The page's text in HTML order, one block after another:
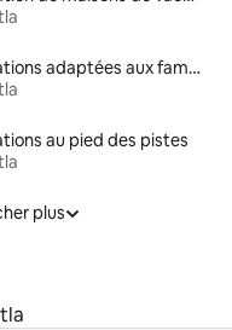
Locations adaptées aux familles
au pied des pistes
plus